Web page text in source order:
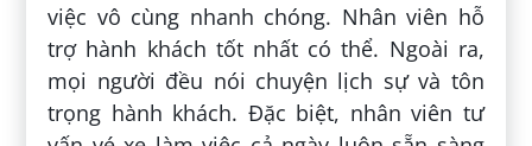
việc vô cùng nhanh chóng. Nhân viên hỗ
trợ hành khách tốt nhất có thể. Ngoài ra,
mọi người đều nói chuyện lịch sự và tôn
trọng hành khách. Đặc biệt, nhân viên tư